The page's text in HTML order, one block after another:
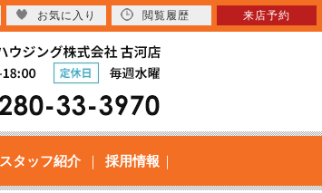
スタッフ紹介 採用情報
お気に入り 閲覧履歴 来店予約